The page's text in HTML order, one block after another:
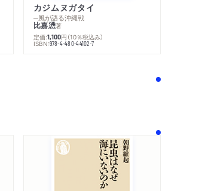
感想をおくる
カジムヌガタイ
─風が語る沖縄戦
比嘉慂著
定価:1,100円 （10％税込み）
ISBN:978-4-480-44102-7